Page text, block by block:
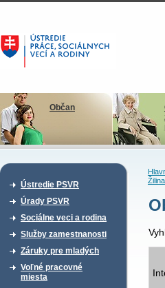
Občan
Ústredie PSVR
Úrady PSVR
Sociálne veci a rodina
Služby zamestnanosti
Záruky pre mladých
Voľné pracovné
miesta
Žilina